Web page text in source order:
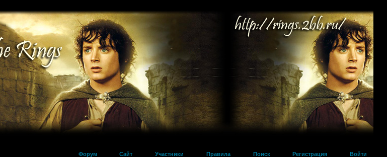
Форум Сайт Участники Правила Поиск Регистрация Войти